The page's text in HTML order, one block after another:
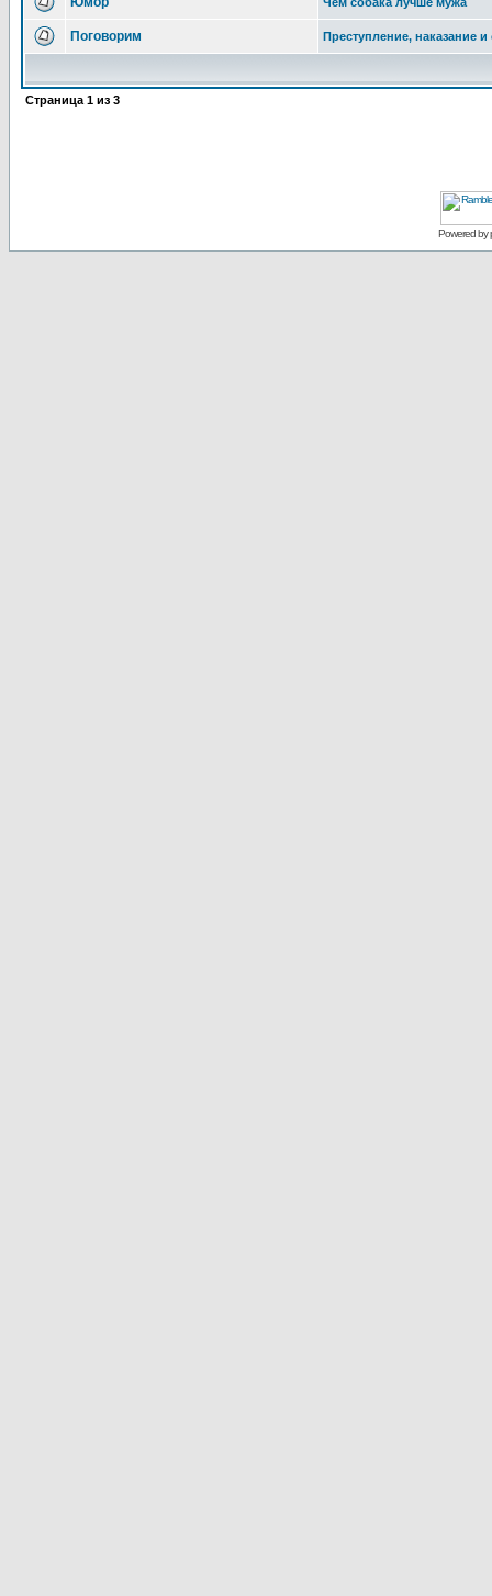
Поговорим Преступление, наказание и
Страница 1 из 3
Powered by